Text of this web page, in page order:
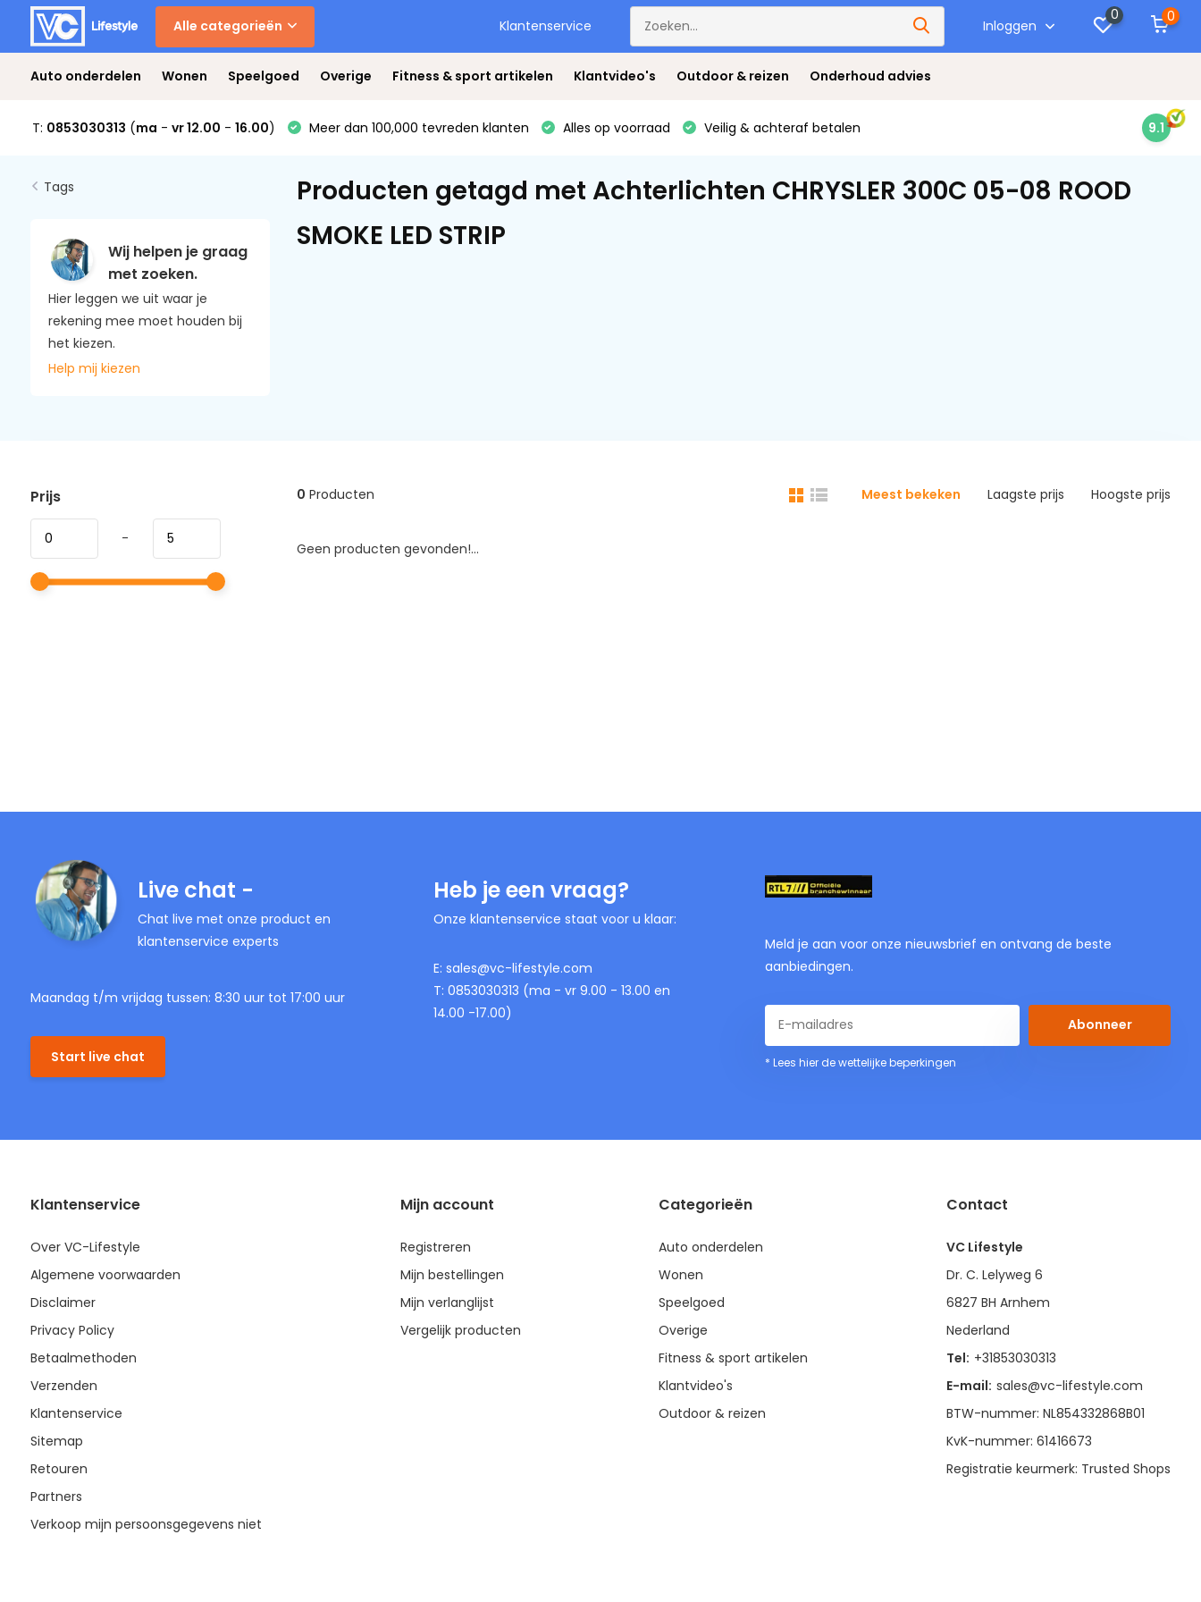
Alle categorieën Klantenservice Inloggen
0 0
Auto onderdelen Wonen Speelgoed Overige Fitness & sport artikelen Klantvideo's Outdoor & reizen Onderhoud advies
T: 0853030313 (ma - vr 12.00 - 16.00) Meer dan 100,000 tevreden klanten Alles op voorraad Veilig & achteraf betalen 9.1
Tags
Wij helpen je graag
met zoeken.
Hier leggen we uit waar je
rekening mee moet houden bij
het kiezen.
Help mij kiezen
Producten getagd met Achterlichten CHRYSLER 300C 05-08 ROOD
SMOKE LED STRIP
Prijs
-
0 Producten Meest bekeken Laagste prijs Hoogste prijs
Geen producten gevonden!...
Live chat -
Chat live met onze product en
klantenservice experts
Maandag t/m vrijdag tussen: 8:30 uur tot 17:00 uur
Start live chat
Heb je een vraag?
Onze klantenservice staat voor u klaar:
E: sales@vc-lifestyle.com
T: 0853030313 (ma - vr 9.00 - 13.00 en
14.00 -17.00)
Meld je aan voor onze nieuwsbrief en ontvang de beste
aanbiedingen.
Abonneer
* Lees hier de wettelijke beperkingen
Klantenservice
Over VC-Lifestyle
Algemene voorwaarden
Disclaimer
Privacy Policy
Betaalmethoden
Verzenden
Klantenservice
Sitemap
Retouren
Partners
Verkoop mijn persoonsgegevens niet
Mijn account
Registreren
Mijn bestellingen
Mijn verlanglijst
Vergelijk producten
Categorieën
Auto onderdelen
Wonen
Speelgoed
Overige
Fitness & sport artikelen
Klantvideo's
Outdoor & reizen
Contact
VC Lifestyle
Dr. C. Lelyweg 6
6827 BH Arnhem
Nederland
Tel: +31853030313
E-mail: sales@vc-lifestyle.com
BTW-nummer: NL854332868B01
KvK-nummer: 61416673
Registratie keurmerk: Trusted Shops